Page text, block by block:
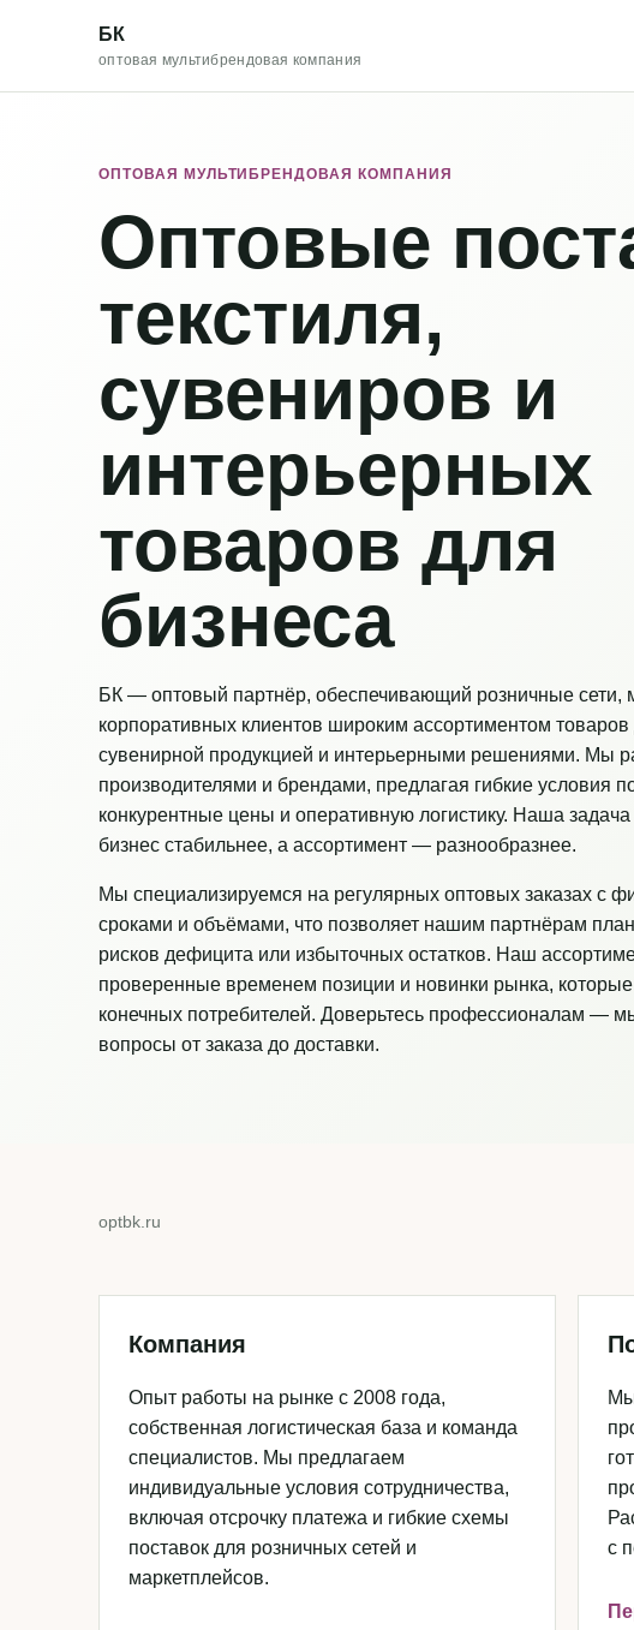
БК
оптовая мультибрендовая компания
ОПТОВАЯ МУЛЬТИБРЕНДОВАЯ КОМПАНИЯ
Оптовые
текстиля,
сувениров и
интерьерных
товаров для
бизнеса
БК — оптовый партнёр, обеспечивающий розничные сети,
корпоративных клиентов широким ассортиментом
сувенирной продукцией и интерьерными решениями. Мы
производителями и брендами, предлагая гибкие условия
конкурентные цены и оперативную логистику. Наша
бизнес стабильнее, а ассортимент — разнообразнее.
Мы специализируемся на регулярных оптовых заказах с
сроками и объёмами, что позволяет нашим партнёрам
рисков дефицита или избыточных остатков. Наш
проверенные временем позиции и новинки рынка,
конечных потребителей. Доверьтесь профессионалам —
вопросы от заказа до доставки.
optbk.ru
Компания
Опыт работы на рынке с 2008 года,
собственная логистическая база и команда
специалистов. Мы предлагаем
индивидуальные условия сотрудничества,
включая отсрочку платежа и гибкие схемы
поставок для розничных сетей и
маркетплейсов.
с